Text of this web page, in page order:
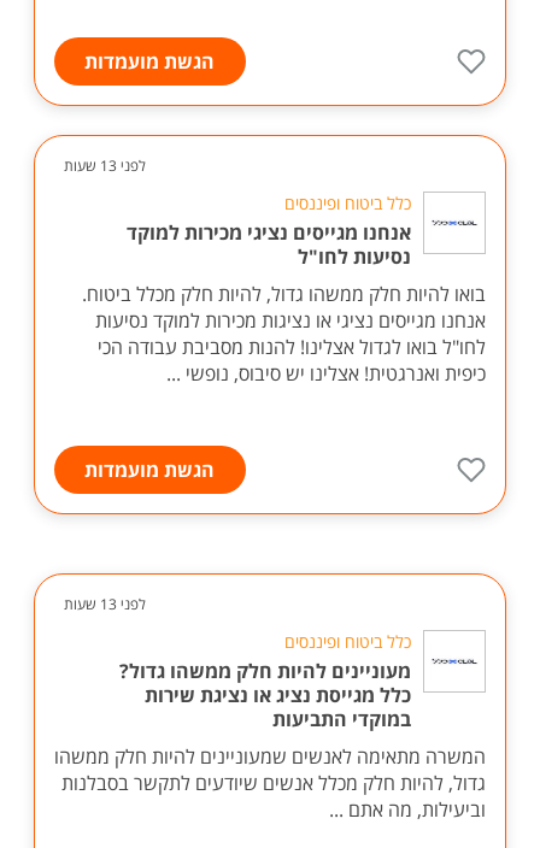
הגשת מועמדות
לפני 13 שעות
כלל ביטוח ופיננסים
אנחנו מגייסים נציגי מכירות למוקד
נסיעות לחו"ל
בואו להיות חלק ממשהו גדול, להיות חלק מכלל ביטוח.
אנחנו מגייסים נציגי או נציגות מכירות למוקד נסיעות
לחו"ל בואו לגדול אצלינו! להנות מסביבת עבודה הכי
כיפית ואנרגטית! אצלינו יש סיבוס, נופשי ...
הגשת מועמדות
לפני 13 שעות
כלל ביטוח ופיננסים
מעוניינים להיות חלק ממשהו גדול?
כלל מגייסת נציג או נציגת שירות
במוקדי התביעות
המשרה מתאימה לאנשים שמעוניינים להיות חלק ממשהו
גדול, להיות חלק מכלל אנשים שיודעים לתקשר בסבלנות
וביעילות, מה אתם ...